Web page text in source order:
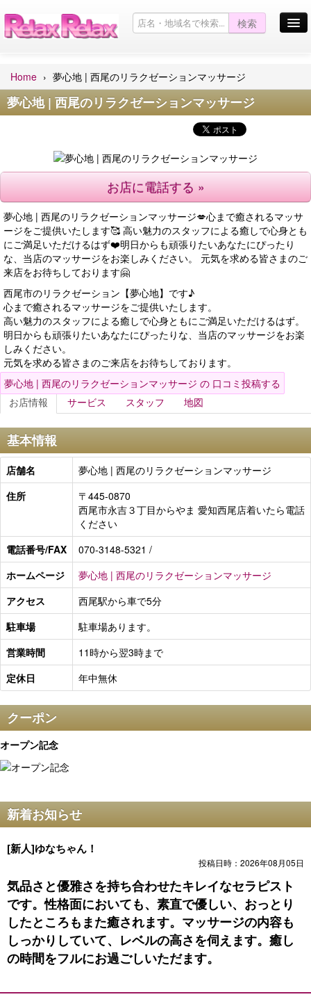
検索
お店からのお知らせ
キャンペーン情報一覧
お問い合わせ
サイトマップ
口コミ掲示板
English site
Home 夢心地 | 西尾のリラクゼーションマッサージ
夢心地 | 西尾のリラクゼーションマッサージ
お店に電話する »
夢心地 | 西尾のリラクゼーションマッサージ💋心まで癒されるマッサ
ージをご提供いたします🥰 高い魅力のスタッフによる癒しで心身とも
にご満足いただけるはず❤️明日からも頑張りたいあなたにぴったり
な、当店のマッサージをお楽しみください。 元気を求める皆さまのご
来店をお待ちしております🤗
西尾市のリラクゼーション【夢心地】です♪
心まで癒されるマッサージをご提供いたします。
高い魅力のスタッフによる癒しで心身ともにご満足いただけるはず。
明日からも頑張りたいあなたにぴったりな、当店のマッサージをお楽
しみください。
元気を求める皆さまのご来店をお待ちしております。
夢心地 | 西尾のリラクゼーションマッサージ の 口コミ投稿する
お店情報
サービス スタッフ 地図
基本情報
店舗名
夢心地 | 西尾のリラクゼーションマッサージ
住所
〒445-0870
西尾市永吉３丁目からやま 愛知西尾店着いたら電話
ください
電話番号/FAX
070-3148-5321 /
ホームページ
夢心地 | 西尾のリラクゼーションマッサージ
アクセス
西尾駅から車で5分
駐車場
駐車場あります。
営業時間
11時から翌3時まで
定休日
年中無休
クーポン
オープン記念
新着お知らせ
[新人]ゆなちゃん！
投稿日時：2026年08月05日
気品さと優雅さを持ち合わせたキレイなセラピスト
です。性格面においても、素直で優しい、おっとり
したところもまた癒されます。マッサージの内容も
しっかりしていて、レベルの高さを伺えます。癒し
の時間をフルにお過ごしいただます。